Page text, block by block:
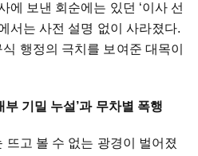
에 보낸 회순에는 있던 ‘이사 선
서는 사전 설명 없이 사라졌다.
행정의 극치를 보여준 대목이
기밀 누설’과 무차별 폭행
뜨고 볼 수 없는 광경이 벌어졌